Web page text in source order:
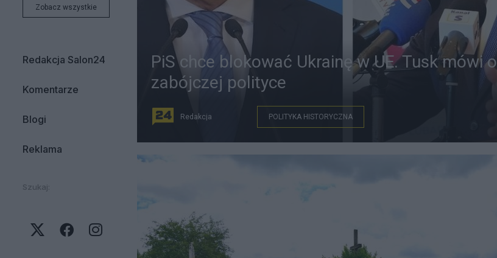
Zobacz wszystkie
Redakcja Salon24
Komentarze
Blogi
Reklama
Szukaj:
PiS chce blokować Ukrainę w UE. Tusk mówi o
zabójczej polityce
Redakcja POLITYKA HISTORYCZNA